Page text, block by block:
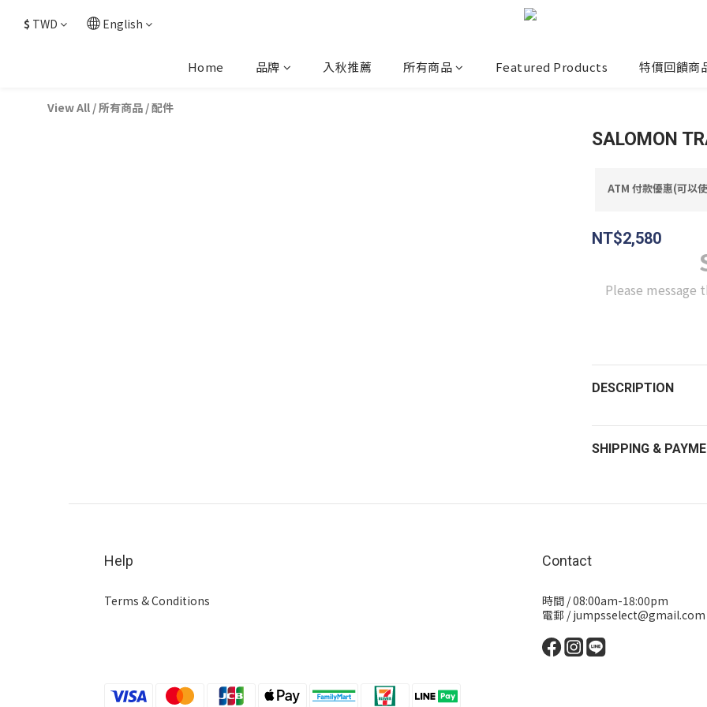
$ TWD English
Home 品牌 入秋推薦 所有商品 Featured Products 特價回饋商
View All /所有商品 /配件
SALOMON
ATM 付款優惠(可以
NT$2,580
Please
DESCRIPTION
SHIPPING &
Help
Terms & Conditions
Contact
時間 / 08:00am-18:00pm
電郵 / jumpsselect@gmail.com